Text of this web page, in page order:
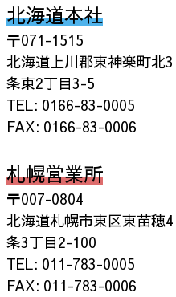
北海道本社
〒071-1515
北海道上川郡東神楽町北3
条東2丁目3-5
TEL: 0166-83-0005
FAX: 0166-83-0006
札幌営業所
〒007-0804
北海道札幌市東区東苗穂4
条3丁目2-100
TEL: 011-783-0005
FAX: 011-783-0006